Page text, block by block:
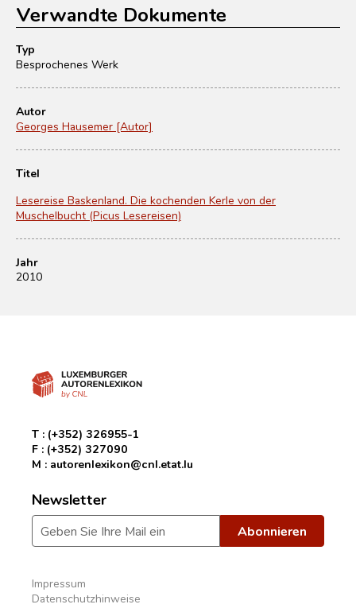
Verwandte Dokumente
Typ
Besprochenes Werk
Autor
Georges Hausemer [Autor]
Titel
Lesereise Baskenland. Die kochenden Kerle von der
Muschelbucht (Picus Lesereisen)
Jahr
2010
T : (+352) 326955-1
F : (+352) 327090
M : autorenlexikon@cnl.etat.lu
Newsletter
Impressum
Datenschutzhinweise